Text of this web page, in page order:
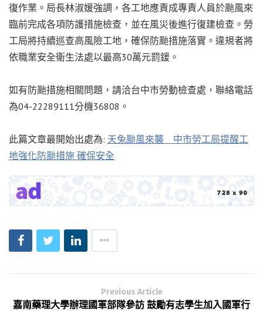
復作業。局長林淑媛強調，各工地應責成專責人員於颱風來
臨前完成各項防護措施檢查，並在風災後進行復建檢查。勞
工局將持續巡查高風險工地，確保防颱措施落實。違規者將
依職業安全衛生法處以最高30萬元罰鍰。
如有防颱措施相關問題，請洽台中市勞動檢查處，聯絡電話
為04-22289111分機36808。
此篇文章最開始出處為: 天兔颱風來襲 中市勞工局提醒工
地強化防颱措施 確保安全
Previous Article
嘉南藥理大學辦理國軍部隊參訪 鼓勵有志學生加入國軍行